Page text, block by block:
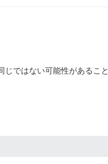
じではない可能性があること